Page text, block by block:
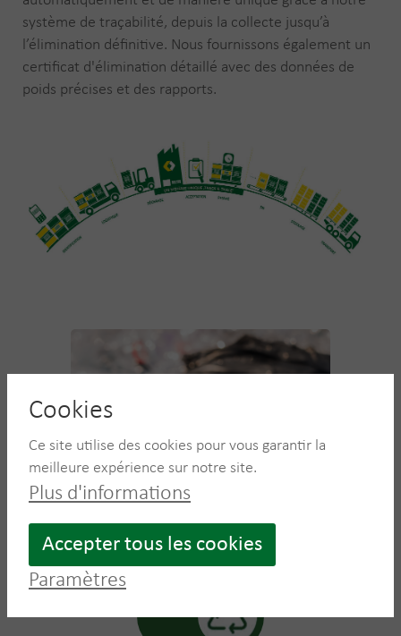
système de traçabilité, depuis la collecte jusqu’à
l’élimination définitive. Nous fournissons également un
certificat d'élimination détaillé avec des données de
poids précises et des rapports.
Cookies
Ce site utilise des cookies pour vous garantir la
meilleure expérience sur notre site.
Plus d'informations
Accepter tous les cookies
Paramètres